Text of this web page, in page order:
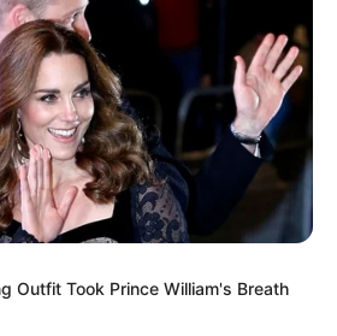
julgado pelo STF, diz Advogado da
Outfit Took Prince William's Breath